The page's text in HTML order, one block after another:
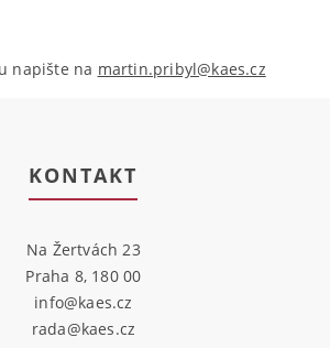
napište na martin.pribyl@kaes.cz
KONTAKT
Na Žertvách 23
Praha 8, 180 00
info@kaes.cz
rada@kaes.cz